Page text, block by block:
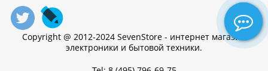
Copyright @ 2012-2024 SevenStore - интернет магазин
электроники и бытовой техники.